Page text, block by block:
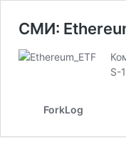
СМИ:
S-
ForkLog